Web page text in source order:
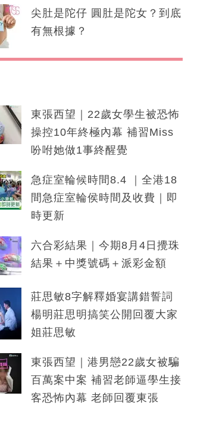
尖肚是陀仔 圓肚是陀女？到底
有無根據？
東張西望｜22歲女學生被恐怖
操控10年終極內幕 補習Miss
吩咐她做1事終醒覺
急症室輪候時間8.4 ｜全港18
間急症室輪侯時間及收費｜即
時更新
六合彩結果｜今期8月4日攪珠
結果＋中獎號碼＋派彩金額
莊思敏8字解釋婚宴講錯誓詞
楊明莊思明搞笑公開回覆大家
姐莊思敏
東張西望｜港男戀22歲女被騙
百萬案中案 補習老師逼學生接
客恐怖內幕 老師回覆東張